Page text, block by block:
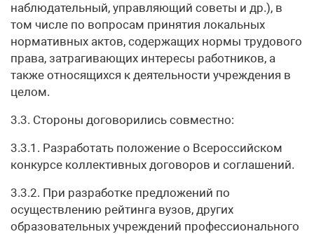
наблюдательный, управляющий советы и др.), в
том числе по вопросам принятия локальных
нормативных актов, содержащих нормы трудового
права, затрагивающих интересы работников, а
также относящихся к деятельности учреждения в
целом.
3.3. Стороны договорились совместно:
3.3.1. Разработать положение о Всероссийском
конкурсе коллективных договоров и соглашений.
3.3.2. При разработке предложений по
осуществлению рейтинга вузов, других
образовательных учреждений профессионального